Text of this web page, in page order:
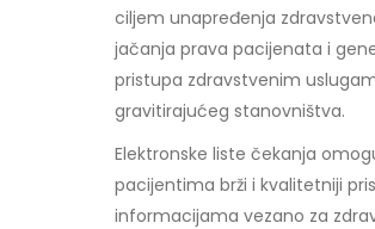
ciljem unapređenja
jačanja prava pacijenata i
pristupa zdravstvenim
gravitirajućeg stanovništva.
Elektronske liste čekanja
pacijentima brži i kvalitetniji
informacijama vezano za